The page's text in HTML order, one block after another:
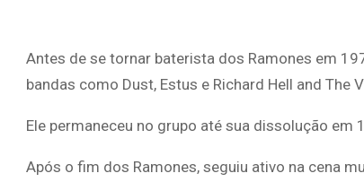
Antes de se tornar baterista dos Ramones em
bandas como Dust, Estus e Richard Hell and The
Ele permaneceu no grupo até sua dissolução em
Após o fim dos Ramones, seguiu ativo na cena